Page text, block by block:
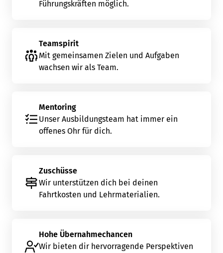
Führungskräften möglich.
Teamspirit
Mit gemeinsamen Zielen und Aufgaben
wachsen wir als Team.
Mentoring
Unser Ausbildungsteam hat immer ein
offenes Ohr für dich.
Zuschüsse
Wir unterstützen dich bei deinen
Fahrtkosten und Lehrmaterialien.
Hohe Übernahmechancen
Wir bieten dir hervorragende Perspektiven